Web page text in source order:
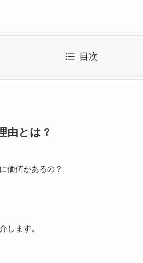
目次
由とは？
価値があるの？
します。